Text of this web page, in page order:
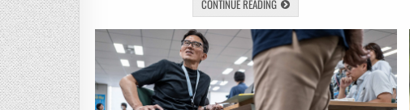
CONTINUE READING